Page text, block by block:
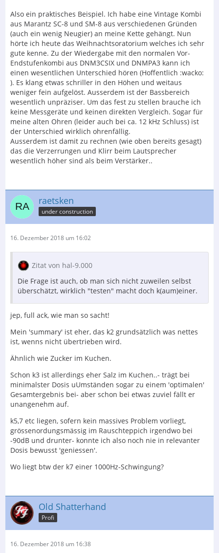
Also ein praktisches Beispiel. Ich habe eine Vintage Kombi
aus Marantz SC-8 und SM-8 aus verschiedenen Gründen
(auch ein wenig Neugier) an meine Kette gehängt. Nun
hörte ich heute das Weihnachtsoratorium welches ich sehr
gute kenne. Zu der Wiedergabe mit den normalen Vor-
Endstufenkombi aus DNM3CSIX und DNMPA3 kann ich
einen wesentlichen Unterschied hören (Hoffentlich :wacko:
). Es klang etwas schriller in den Höhen und weitaus
weniger fein aufgelöst. Ausserdem ist der Bassbereich
wesentlich unpräziser. Um das fest zu stellen brauche ich
keine Messgeräte und keinen direkten Vergleich. Sogar für
meine alten Ohren (leider auch bei ca. 12 kHz Schluss) ist
der Unterschied wirklich ohrenfällig.
Ausserdem ist damit zu rechnen (wie oben bereits gesagt)
das die Verzerrungen und Klirr beim Lautsprecher
wesentlich höher sind als beim Verstärker..
raetsken
under construction
16. Dezember 2018 um 16:02
Zitat von hal-9.000
Die Frage ist auch, ob man sich nicht zuweilen selbst
überschätzt, wirklich "testen" macht doch k(aum)einer.
jep, full ack, wie man so sacht!
Mein 'summary' ist eher, das k2 grundsätzlich was nettes
ist, wenns nicht übertrieben wird.
Ähnlich wie Zucker im Kuchen.
Schon k3 ist allerdings eher Salz im Kuchen..- trägt bei
minimalster Dosis uUmständen sogar zu einem 'optimalen'
Gesamtergebnis bei- aber schon bei etwas zuviel fällt er
unangenehm auf.
k5,7 etc liegen, sofern kein massives Problem vorliegt,
grössenordungsmässig im Rauschteppich irgendwo bei
-90dB und drunter- konnte ich also noch nie in relevanter
Dosis bewusst 'geniessen'.
Wo liegt btw der k7 einer 1000Hz-Schwingung?
Old Shatterhand
Profi
16. Dezember 2018 um 16:38